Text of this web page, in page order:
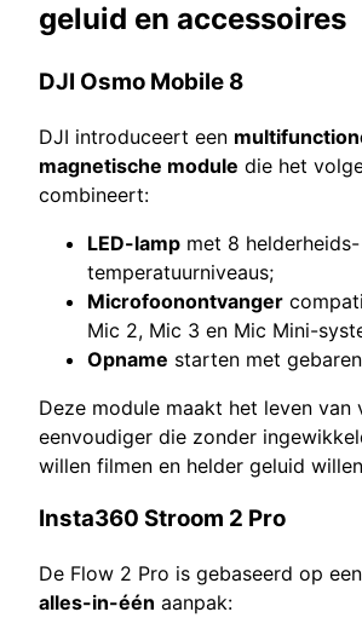
geluid en accessoires
DJI Osmo Mobile 8
DJI introduceert een
magnetische module die het
combineert:
LED-lamp met 8
temperatuurniveaus;
Microfoonontvanger
Mic 2, Mic 3 en Mic Mini-
Opname starten met
Deze module maakt het leven van
eenvoudiger die zonder
willen filmen en helder geluid
Insta360 Stroom 2 Pro
De Flow 2 Pro is gebaseerd op een
alles-in-één aanpak: